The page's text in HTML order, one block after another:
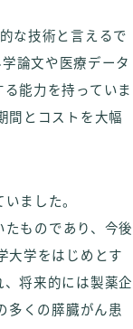
な技術と言えるで
論文や医療データ
能力を持っていま
間とコストを大幅
ました。
ものであり、今後
大学をはじめとす
将来的には製薬企
多くの膵臓がん患